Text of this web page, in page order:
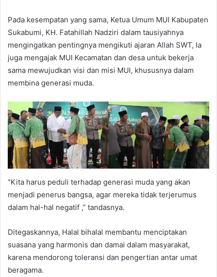
Pada kesempatan yang sama, Ketua Umum MUI Kabupaten
Sukabumi, KH. Fatahillah Nadziri dalam tausiyahnya
mengingatkan pentingnya mengikuti ajaran Allah SWT, Ia
juga mengajak MUI Kecamatan dan desa untuk bekerja
sama mewujudkan visi dan misi MUI, khususnya dalam
membina generasi muda.
“Kita harus peduli terhadap generasi muda yang akan
menjadi penerus bangsa, agar mereka tidak terjerumus
dalam hal-hal negatif ,” tandasnya.
Ditegaskannya, Halal bihalal membantu menciptakan
suasana yang harmonis dan damai dalam masyarakat,
karena mendorong toleransi dan pengertian antar umat
beragama.